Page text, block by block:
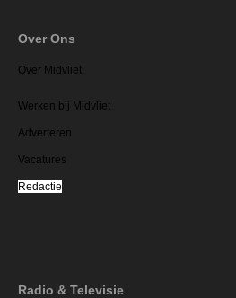
Over Ons
Over Midvliet
Werken bij Midvliet
Adverteren
Vacatures
Redactie
Radio & Televisie